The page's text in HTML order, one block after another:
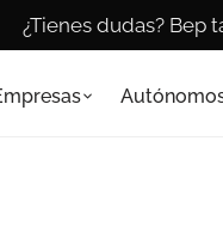
¿Tienes dudas? Bep